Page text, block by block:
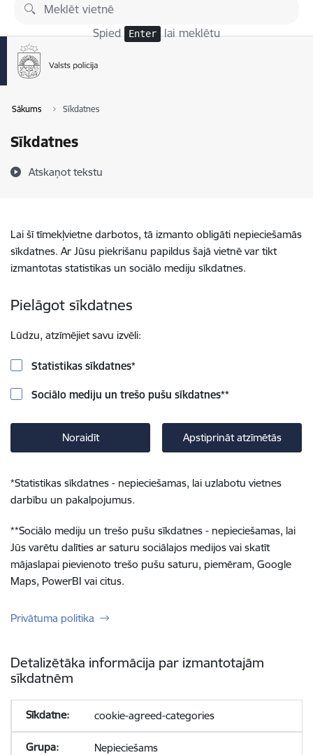
Pāriet uz lapas saturu
Spied Enter lai meklētu
Sākums Sīkdatnes
Sīkdatnes
Atskaņot tekstu
Lai šī tīmekļvietne darbotos, tā izmanto obligāti nepieciešamās
sīkdatnes. Ar Jūsu piekrišanu papildus šajā vietnē var tikt
izmantotas statistikas un sociālo mediju sīkdatnes.
Pielāgot sīkdatnes
Lūdzu, atzīmējiet savu izvēli:
Statistikas sīkdatnes*
Sociālo mediju un trešo pušu sīkdatnes**
Noraidīt Apstiprināt atzīmētās
*Statistikas sīkdatnes - nepieciešamas, lai uzlabotu vietnes
darbību un pakalpojumus.
**Sociālo mediju un trešo pušu sīkdatnes - nepieciešamas, lai
Jūs varētu dalīties ar saturu sociālajos medijos vai skatīt
mājaslapai pievienoto trešo pušu saturu, piemēram, Google
Maps, PowerBI vai citus.
Privātuma politika
Detalizētāka informācija par izmantotajām
sīkdatnēm
cookie-agreed-categories
Nepieciešams